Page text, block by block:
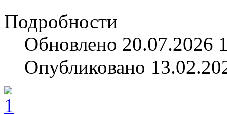
Подробности
Обновлено 20.07.2026
Опубликовано